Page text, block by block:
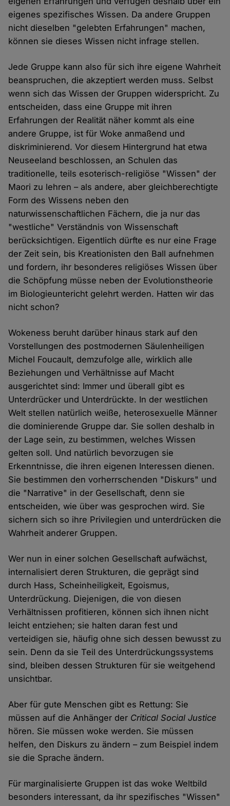
eigenes spezifisches Wissen. Da andere Gruppen
nicht dieselben "gelebten Erfahrungen" machen,
können sie dieses Wissen nicht infrage stellen.
Jede Gruppe kann also für sich ihre eigene Wahrheit
beanspruchen, die akzeptiert werden muss. Selbst
wenn sich das Wissen der Gruppen widerspricht. Zu
entscheiden, dass eine Gruppe mit ihren
Erfahrungen der Realität näher kommt als eine
andere Gruppe, ist für Woke anmaßend und
diskriminierend. Vor diesem Hintergrund hat etwa
Neuseeland beschlossen, an Schulen das
traditionelle, teils esoterisch-religiöse "Wissen" der
Maori zu lehren – als andere, aber gleichberechtigte
Form des Wissens neben den
naturwissenschaftlichen Fächern, die ja nur das
"westliche" Verständnis von Wissenschaft
berücksichtigen. Eigentlich dürfte es nur eine Frage
der Zeit sein, bis Kreationisten den Ball aufnehmen
und fordern, ihr besonderes religiöses Wissen über
die Schöpfung müsse neben der Evolutionstheorie
im Biologieuntericht gelehrt werden. Hatten wir das
nicht schon?
Wokeness beruht darüber hinaus stark auf den
Vorstellungen des postmodernen Säulenheiligen
Michel Foucault, demzufolge alle, wirklich alle
Beziehungen und Verhältnisse auf Macht
ausgerichtet sind: Immer und überall gibt es
Unterdrücker und Unterdrückte. In der westlichen
Welt stellen natürlich weiße, heterosexuelle Männer
die dominierende Gruppe dar. Sie sollen deshalb in
der Lage sein, zu bestimmen, welches Wissen
gelten soll. Und natürlich bevorzugen sie
Erkenntnisse, die ihren eigenen Interessen dienen.
Sie bestimmen den vorherrschenden "Diskurs" und
die "Narrative" in der Gesellschaft, denn sie
entscheiden, wie über was gesprochen wird. Sie
sichern sich so ihre Privilegien und unterdrücken die
Wahrheit anderer Gruppen.
Wer nun in einer solchen Gesellschaft aufwächst,
internalisiert deren Strukturen, die geprägt sind
durch Hass, Scheinheiligkeit, Egoismus,
Unterdrückung. Diejenigen, die von diesen
Verhältnissen profitieren, können sich ihnen nicht
leicht entziehen; sie halten daran fest und
verteidigen sie, häufig ohne sich dessen bewusst zu
sein. Denn da sie Teil des Unterdrückungssystems
sind, bleiben dessen Strukturen für sie weitgehend
unsichtbar.
Aber für gute Menschen gibt es Rettung: Sie
müssen auf die Anhänger der Critical Social Justice
hören. Sie müssen woke werden. Sie müssen
helfen, den Diskurs zu ändern – zum Beispiel indem
sie die Sprache ändern.
Für marginalisierte Gruppen ist das woke Weltbild
besonders interessant, da ihr spezifisches "Wissen"